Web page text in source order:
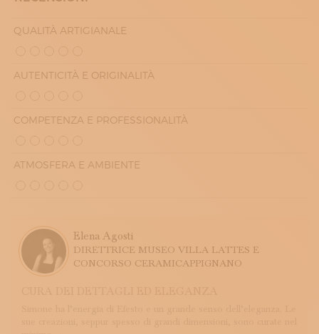
QUALITÀ ARTIGIANALE
AUTENTICITÀ E ORIGINALITÀ
COMPETENZA E PROFESSIONALITÀ
ATMOSFERA E AMBIENTE
Elena Agosti
DIRETTRICE MUSEO VILLA LATTES E
CONCORSO CERAMICAPPIGNANO